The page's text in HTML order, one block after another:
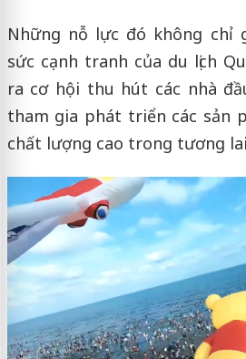
Những nỗ lực đó không chỉ
sức cạnh tranh của du lịch
ra cơ hội thu hút các nhà
tham gia phát triển các sản
chất lượng cao trong tương